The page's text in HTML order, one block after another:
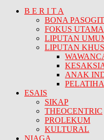
B E R I T A
BONA PASOGIT
FOKUS UTAMA
LIPUTAN
LIPUTAN
ANAK
ESAIS
SIKAP
THEOCENTRIC
PROLEKUM
KULTURAL